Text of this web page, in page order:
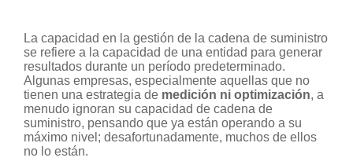
La capacidad en la gestión de la cadena de suministro
se refiere a la capacidad de una entidad para generar
resultados durante un período predeterminado.
Algunas empresas, especialmente aquellas que no
tienen una estrategia de medición ni optimización, a
menudo ignoran su capacidad de cadena de
suministro, pensando que ya están operando a su
máximo nivel; desafortunadamente, muchos de ellos
no lo están.